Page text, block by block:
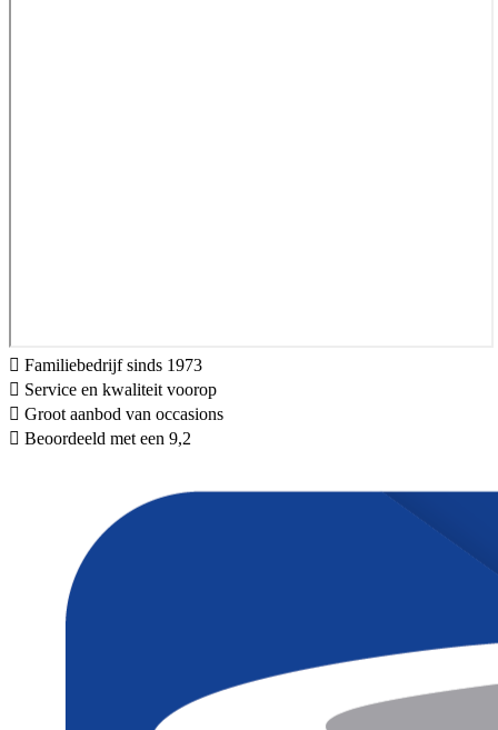
Familiebedrijf sinds 1973
Service en kwaliteit voorop
Groot aanbod van occasions
Beoordeeld met een 9,2